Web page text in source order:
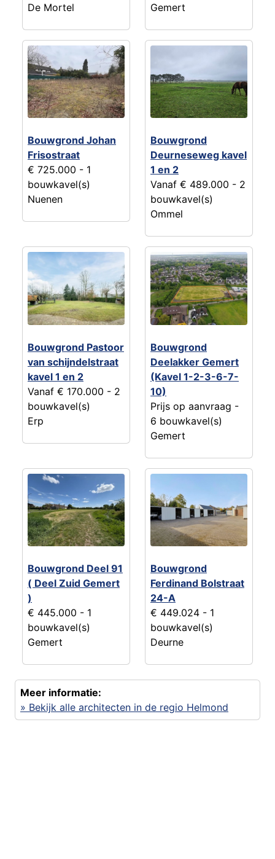
De Mortel
Gemert
Bouwgrond Johan
Frisostraat
€ 725.000 - 1
bouwkavel(s)
Nuenen
Bouwgrond
Deurneseweg kavel
1 en 2
Vanaf € 489.000 - 2
bouwkavel(s)
Ommel
Bouwgrond Pastoor
van schijndelstraat
kavel 1 en 2
Vanaf € 170.000 - 2
bouwkavel(s)
Erp
Bouwgrond
Deelakker Gemert
(Kavel 1-2-3-6-7-
10)
Prijs op aanvraag -
6 bouwkavel(s)
Gemert
Bouwgrond Deel 91
( Deel Zuid Gemert
)
€ 445.000 - 1
bouwkavel(s)
Gemert
Bouwgrond
Ferdinand Bolstraat
24-A
€ 449.024 - 1
bouwkavel(s)
Deurne
Meer informatie:
» Bekijk alle architecten in de regio Helmond